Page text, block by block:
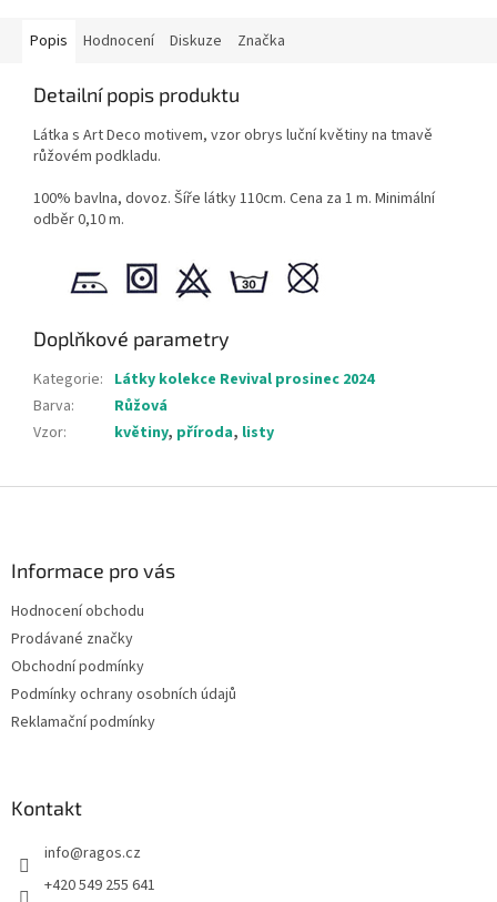
Popis Hodnocení Diskuze Značka
Detailní popis produktu
Látka s Art Deco motivem, vzor obrys luční květiny na tmavě
růžovém podkladu.
100% bavlna, dovoz. Šíře látky 110cm. Cena za 1 m. Minimální
odběr 0,10 m.
Doplňkové parametry
Kategorie: Látky kolekce Revival prosinec 2024
Barva:
Růžová
Vzor: květiny, příroda, listy
Informace pro vás
Hodnocení obchodu
Prodávané značky
Obchodní podmínky
Podmínky ochrany osobních údajů
Reklamační podmínky
Kontakt
info@ragos.cz
+420 549 255 641